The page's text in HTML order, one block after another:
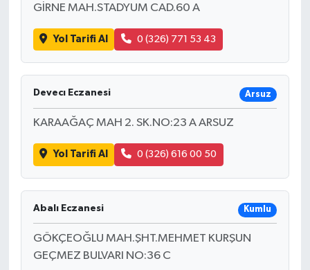
GİRNE MAH.STADYUM CAD.60 A
Yol Tarifi Al 0 (326) 771 53 43
Devecı Eczanesi Arsuz
KARAAĞAÇ MAH 2. SK.NO:23 A ARSUZ
Yol Tarifi Al 0 (326) 616 00 50
Abalı Eczanesi Kumlu
GÖKÇEOĞLU MAH.ŞHT.MEHMET KURŞUN
GEÇMEZ BULVARI NO:36 C